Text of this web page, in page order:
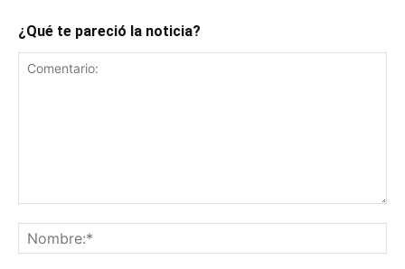
¿Qué te pareció la noticia?